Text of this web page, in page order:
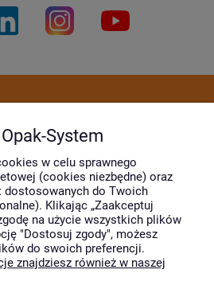
Moje konto
O firmie
nas
System
w celu sprawnego
(cookies niezbędne) oraz
dostosowanych do Twoich
Klikając „Zaakceptuj
na użycie wszystkich plików
"Dostosuj zgody", możesz
do swoich preferencji.
znajdziesz również w naszej